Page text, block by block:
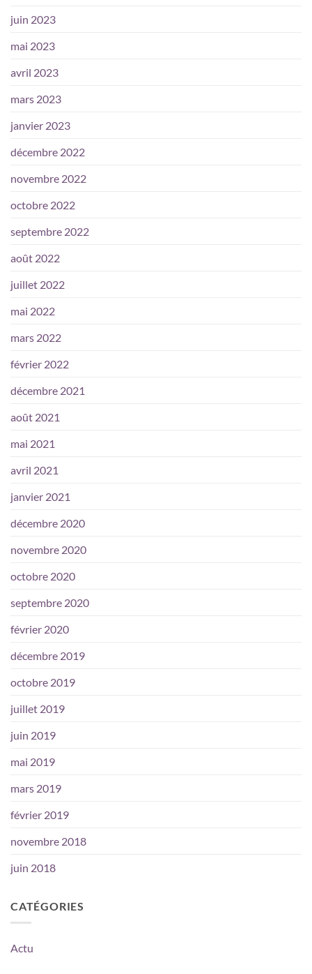
juin 2023
mai 2023
avril 2023
mars 2023
janvier 2023
décembre 2022
novembre 2022
octobre 2022
septembre 2022
août 2022
juillet 2022
mai 2022
mars 2022
février 2022
décembre 2021
août 2021
mai 2021
avril 2021
janvier 2021
décembre 2020
novembre 2020
octobre 2020
septembre 2020
février 2020
décembre 2019
octobre 2019
juillet 2019
juin 2019
mai 2019
mars 2019
février 2019
novembre 2018
juin 2018
CATÉGORIES
Actu